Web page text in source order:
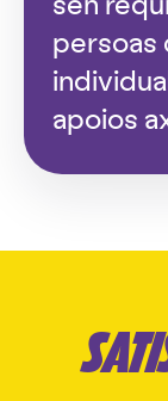
persoas
apoios